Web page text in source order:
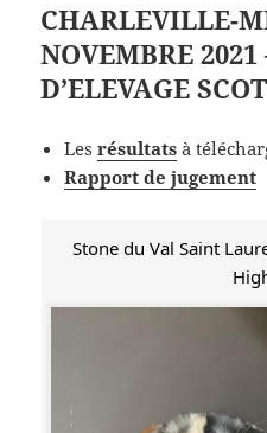
CHARLEVILLE-
NOVEMBRE
D’ELEVAGE
Lesrésultats à
Rapport de jugement
Stone du Val Saint